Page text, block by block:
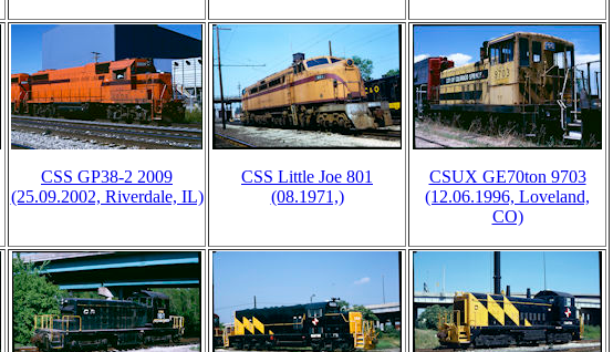
CSS GP38-2 2009
(25.09.2002, Riverdale, IL)
CSS Little Joe 801
(08.1971,)
CSUX GE70ton 9703
(12.06.1996, Loveland,
CO)